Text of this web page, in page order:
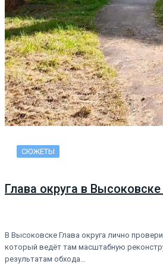
СЮЖЕТЫ
Глава округа в
В Высоковске Глава округа лично
который ведёт там масштабную
результатам обхода…